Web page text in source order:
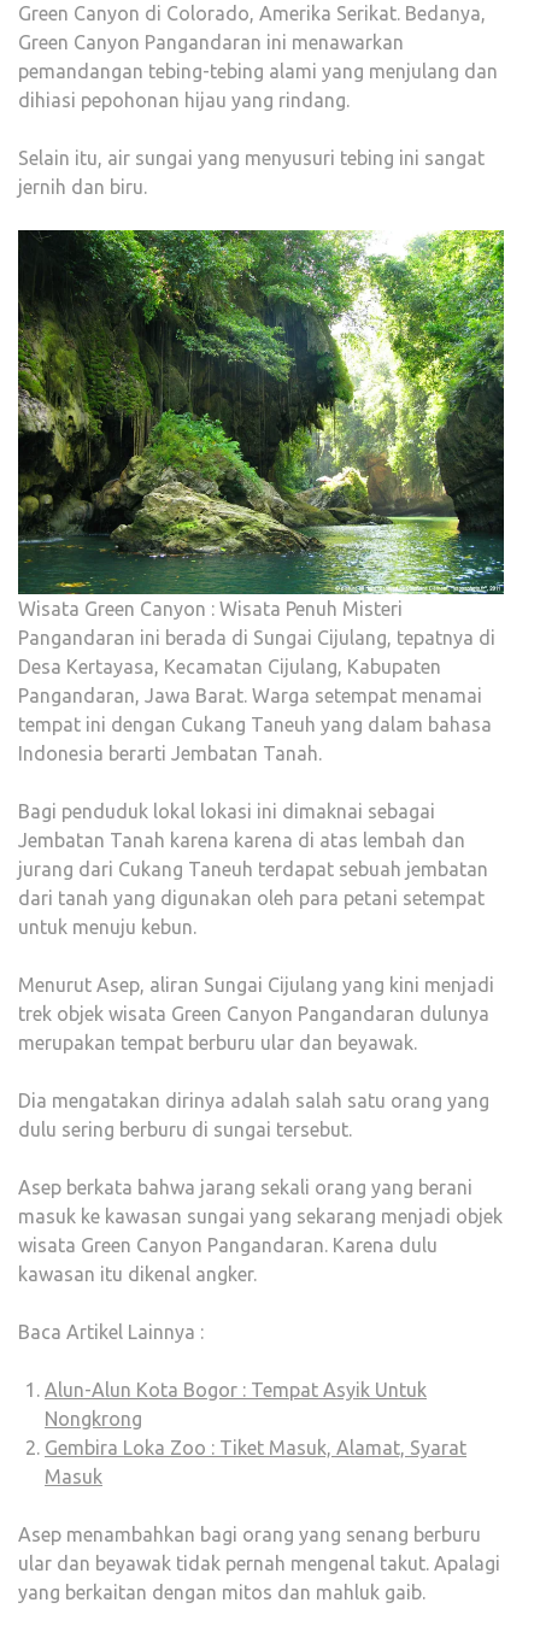
Green Canyon di Colorado, Amerika Serikat. Bedanya,
Green Canyon Pangandaran ini menawarkan
pemandangan tebing-tebing alami yang menjulang dan
dihiasi pepohonan hijau yang rindang.
Selain itu, air sungai yang menyusuri tebing ini sangat
jernih dan biru.
Wisata Green Canyon : Wisata Penuh Misteri
Pangandaran ini berada di Sungai Cijulang, tepatnya di
Desa Kertayasa, Kecamatan Cijulang, Kabupaten
Pangandaran, Jawa Barat. Warga setempat menamai
tempat ini dengan Cukang Taneuh yang dalam bahasa
Indonesia berarti Jembatan Tanah.
Bagi penduduk lokal lokasi ini dimaknai sebagai
Jembatan Tanah karena karena di atas lembah dan
jurang dari Cukang Taneuh terdapat sebuah jembatan
dari tanah yang digunakan oleh para petani setempat
untuk menuju kebun.
Menurut Asep, aliran Sungai Cijulang yang kini menjadi
trek objek wisata Green Canyon Pangandaran dulunya
merupakan tempat berburu ular dan beyawak.
Dia mengatakan dirinya adalah salah satu orang yang
dulu sering berburu di sungai tersebut.
Asep berkata bahwa jarang sekali orang yang berani
masuk ke kawasan sungai yang sekarang menjadi objek
wisata Green Canyon Pangandaran. Karena dulu
kawasan itu dikenal angker.
Baca Artikel Lainnya :
Alun-Alun Kota Bogor : Tempat Asyik Untuk
Nongkrong
Gembira Loka Zoo : Tiket Masuk, Alamat, Syarat
Masuk
Asep menambahkan bagi orang yang senang berburu
ular dan beyawak tidak pernah mengenal takut. Apalagi
yang berkaitan dengan mitos dan mahluk gaib.